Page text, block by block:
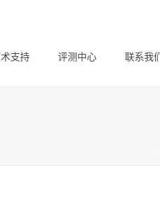
支持 评测中心 联系我